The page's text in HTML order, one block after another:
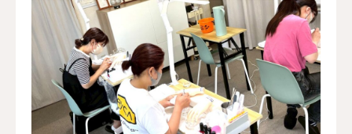
キシミーネクスト
よくある質問
アクセス・営業時間